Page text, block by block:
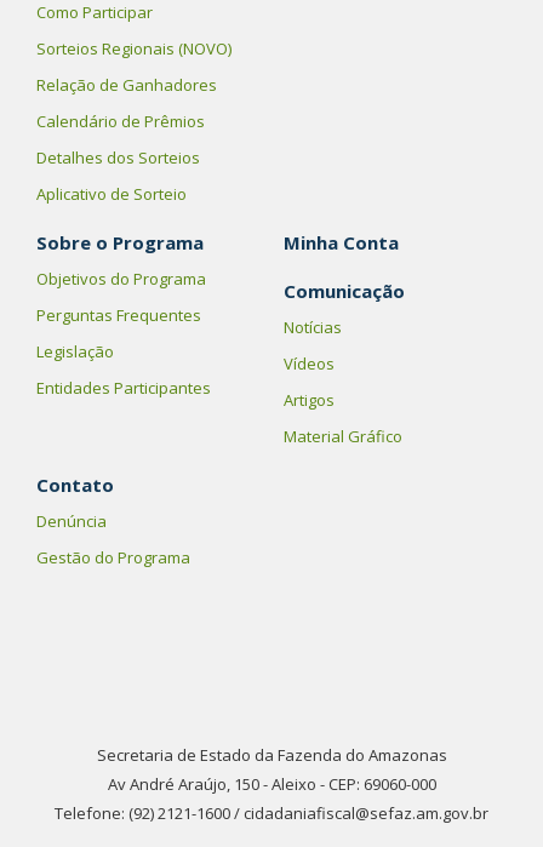
Como Participar
Sorteios Regionais (NOVO)
Relação de Ganhadores
Calendário de Prêmios
Detalhes dos Sorteios
Aplicativo de Sorteio
Sobre o Programa
Objetivos do Programa
Perguntas Frequentes
Legislação
Entidades Participantes
Minha Conta
Comunicação
Notícias
Vídeos
Artigos
Material Gráfico
Contato
Denúncia
Gestão do Programa
Secretaria de Estado da Fazenda do Amazonas
Av André Araújo, 150 - Aleixo - CEP: 69060-000
Telefone: (92) 2121-1600 / cidadaniafiscal@sefaz.am.gov.br